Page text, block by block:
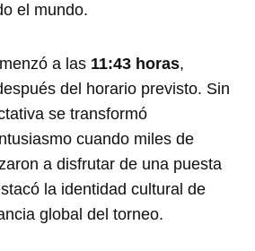
el mundo.
a las 11:43 horas,
del horario previsto. Sin
se transformó
cuando miles de
a disfrutar de una puesta
la identidad cultural de
global del torneo.